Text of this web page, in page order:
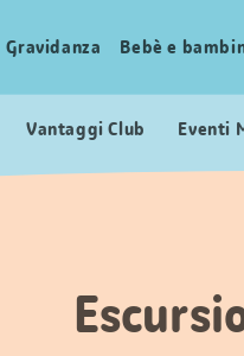
Gravidanza Bebè e
Vantaggi Club Eventi